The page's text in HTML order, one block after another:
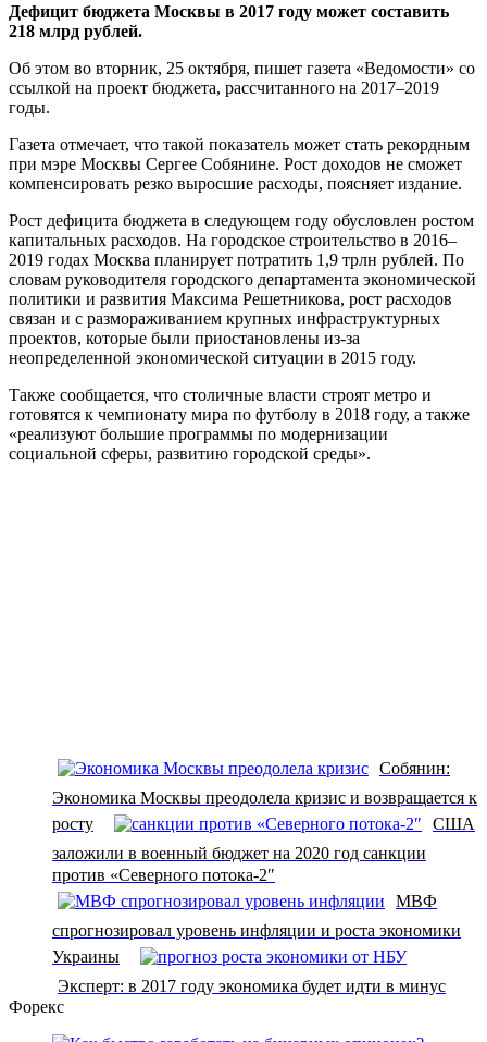
Дефицит бюджета Москвы в 2017 году может составить
218 млрд рублей.
Об этом во вторник, 25 октября, пишет газета «Ведомости» со
ссылкой на проект бюджета, рассчитанного на 2017–2019
годы.
Газета отмечает, что такой показатель может стать рекордным
при мэре Москвы Сергее Собянине. Рост доходов не сможет
компенсировать резко выросшие расходы, поясняет издание.
Рост дефицита бюджета в следующем году обусловлен ростом
капитальных расходов. На городское строительство в 2016–
2019 годах Москва планирует потратить 1,9 трлн рублей. По
словам руководителя городского департамента экономической
политики и развития Максима Решетникова, рост расходов
связан и с размораживанием крупных инфраструктурных
проектов, которые были приостановлены из-за
неопределенной экономической ситуации в 2015 году.
Также сообщается, что столичные власти строят метро и
готовятся к чемпионату мира по футболу в 2018 году, а также
«реализуют большие программы по модернизации
социальной сферы, развитию городской среды».
Собянин:
Экономика Москвы преодолела кризис и возвращается к
росту
США
заложили в военный бюджет на 2020 год санкции
против «Северного потока-2″
МВФ
спрогнозировал уровень инфляции и роста экономики
Украины
Экcперт: в 2017 году экономика будет идти в минус
Форекс